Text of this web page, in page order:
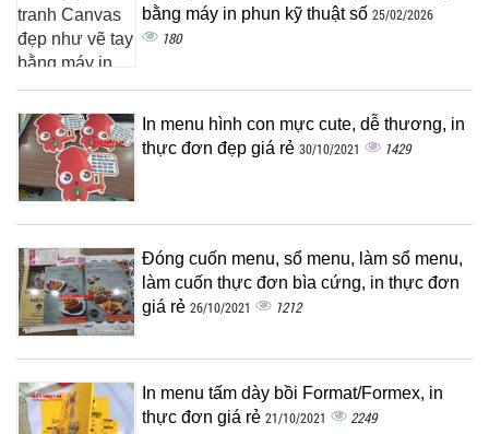
bằng máy in phun kỹ thuật số 25/02/2026
180
In menu hình con mực cute, dễ thương, in
thực đơn đẹp giá rẻ 30/10/2021 1429
Đóng cuốn menu, sổ menu, làm sổ menu,
làm cuốn thực đơn bìa cứng, in thực đơn
giá rẻ 26/10/2021 1212
In menu tấm dày bồi Format/Formex, in
thực đơn giá rẻ 21/10/2021 2249